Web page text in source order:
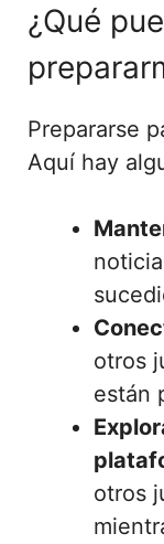
¿Qué
Prepararse
Aquí hay
otros
están
otros